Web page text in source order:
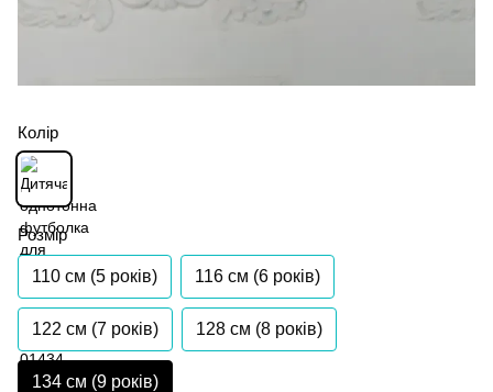
Колір
Розмір
110 см (5 років) 116 см (6 років)
122 см (7 років) 128 см (8 років)
134 см (9 років)